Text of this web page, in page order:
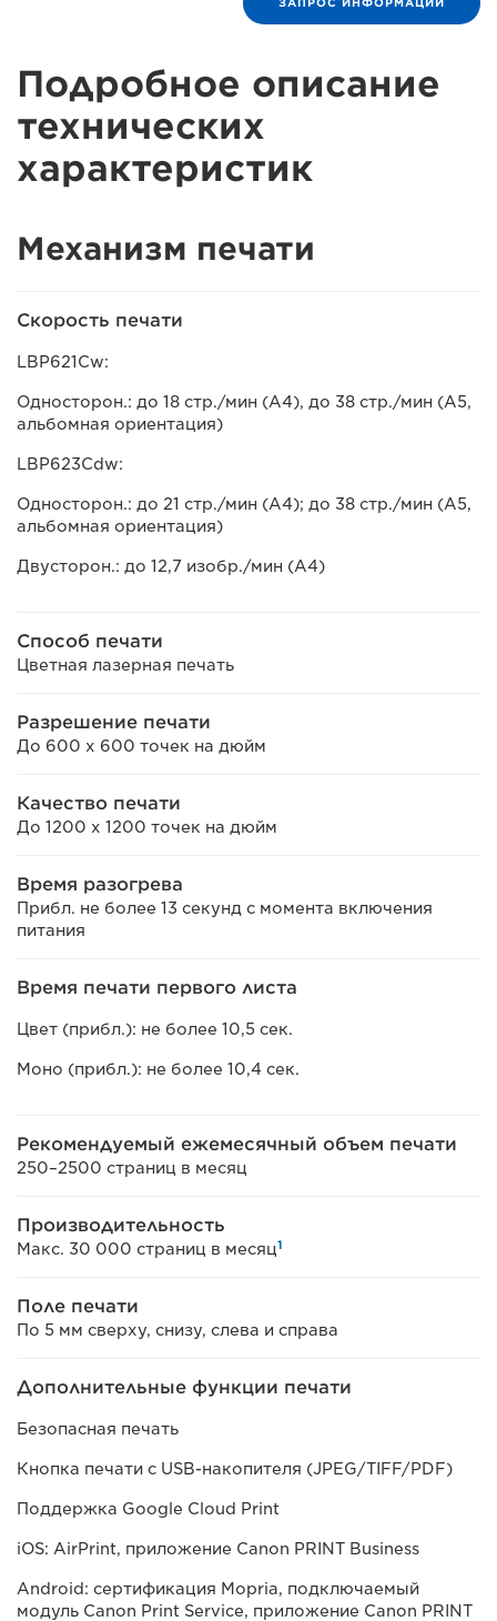
Подробное описание
технических
характеристик
Механизм печати
Скорость печати
LBP621Cw:
Односторон.: до 18 стр./мин (A4), до 38 стр./мин (A5,
альбомная ориентация)
LBP623Cdw:
Односторон.: до 21 стр./мин (A4); до 38 стр./мин (A5,
альбомная ориентация)
Двусторон.: до 12,7 изобр./мин (A4)
Способ печати
Цветная лазерная печать
Разрешение печати
До 600 x 600 точек на дюйм
Качество печати
До 1200 х 1200 точек на дюйм
Время разогрева
Прибл. не более 13 секунд с момента включения
питания
Время печати первого листа
Цвет (прибл.): не более 10,5 сек.
Моно (прибл.): не более 10,4 сек.
Рекомендуемый ежемесячный объем печати
250–2500 страниц в месяц
Производительность
Макс. 30 000 страниц в месяц1
Поле печати
По 5 мм сверху, снизу, слева и справа
Дополнительные функции печати
Безопасная печать
Кнопка печати с USB-накопителя (JPEG/TIFF/PDF)
Поддержка Google Cloud Print
iOS: AirPrint, приложение Canon PRINT Business
Android: сертификация Mopria, подключаемый
модуль Canon Print Service, приложение Canon PRINT